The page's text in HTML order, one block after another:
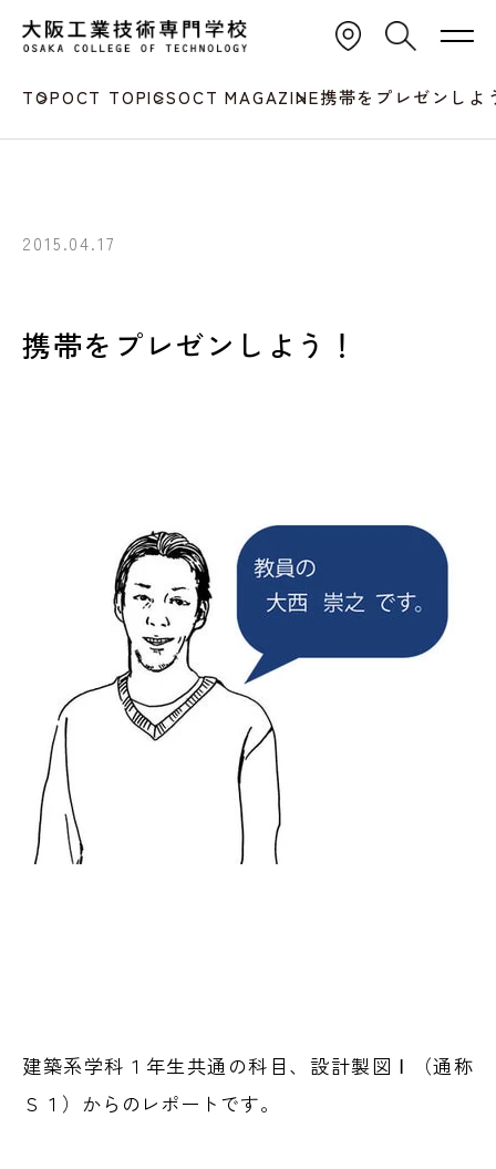
TOPOCT TOPICSOCT MAGAZINE携帯をプレゼンしよ
2015.04.17
携帯をプレゼンしよう！
建築系学科１年生共通の科目、設計製図Ⅰ（通称
Ｓ１）からのレポートです。